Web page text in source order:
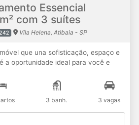
Essencial
com 3 suítes
Vila Helena, Atibaia - SP
que una sofisticação, espaço e
a oportunidade ideal para você e
e funcional, pensado para
em todos os ambientes: 3 suítes
privacidade para toda a
para receber suas visitasSala
3 banh. 3 vagas